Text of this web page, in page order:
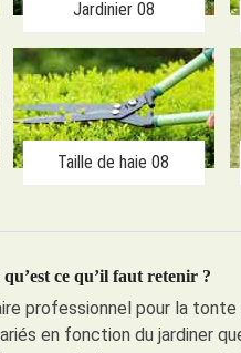
Jardinier 08
Taille de haie 08
ce qu’il faut retenir ?
professionnel pour la
en fonction du jardiner